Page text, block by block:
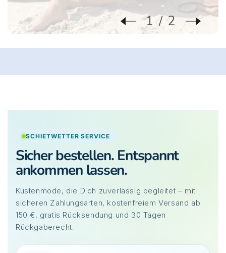
1 2
SCHIETWETTER SERVICE
Sicher bestellen. Entspannt
ankommen lassen.
Küstenmode, die Dich zuverlässig begleitet – mit
sicheren Zahlungsarten, kostenfreiem Versand ab
150 €, gratis Rücksendung und 30 Tagen
Rückgaberecht.